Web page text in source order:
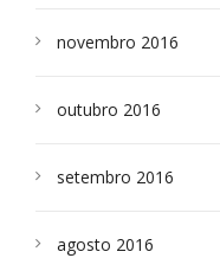
novembro 2016
outubro 2016
setembro 2016
agosto 2016